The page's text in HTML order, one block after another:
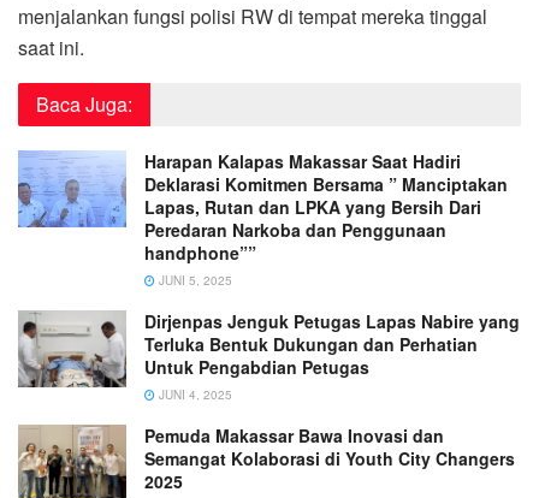
menjalankan fungsi polisi RW di tempat mereka tinggal
saat ini.
Baca Juga:
Harapan Kalapas Makassar Saat Hadiri
Deklarasi Komitmen Bersama ” Manciptakan
Lapas, Rutan dan LPKA yang Bersih Dari
Peredaran Narkoba dan Penggunaan
handphone””
JUNI 5, 2025
Dirjenpas Jenguk Petugas Lapas Nabire yang
Terluka Bentuk Dukungan dan Perhatian
Untuk Pengabdian Petugas
JUNI 4, 2025
Pemuda Makassar Bawa Inovasi dan
Semangat Kolaborasi di Youth City Changers
2025